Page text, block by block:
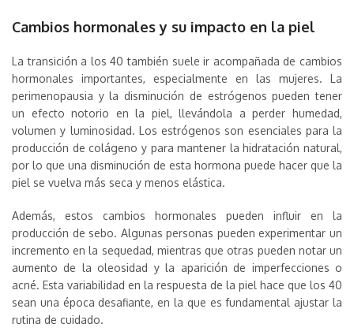
Cambios hormonales y su impacto en la piel
La transición a los 40 también suele ir acompañada de cambios
hormonales importantes, especialmente en las mujeres. La
perimenopausia y la disminución de estrógenos pueden tener
un efecto notorio en la piel, llevándola a perder humedad,
volumen y luminosidad. Los estrógenos son esenciales para la
producción de colágeno y para mantener la hidratación natural,
por lo que una disminución de esta hormona puede hacer que la
piel se vuelva más seca y menos elástica.
Además, estos cambios hormonales pueden influir en la
producción de sebo. Algunas personas pueden experimentar un
incremento en la sequedad, mientras que otras pueden notar un
aumento de la oleosidad y la aparición de imperfecciones o
acné. Esta variabilidad en la respuesta de la piel hace que los 40
sean una época desafiante, en la que es fundamental ajustar la
rutina de cuidado.